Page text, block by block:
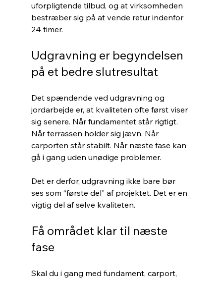
uforpligtende tilbud, og at virksomheden
bestræber sig på at vende retur indenfor
24 timer.
Udgravning er begyndelsen
på et bedre slutresultat
Det spændende ved udgravning og
jordarbejde er, at kvaliteten ofte først viser
sig senere. Når fundamentet står rigtigt.
Når terrassen holder sig jævn. Når
carporten står stabilt. Når næste fase kan
gå i gang uden unødige problemer.
Det er derfor, udgravning ikke bare bør
ses som “første del” af projektet. Det er en
vigtig del af selve kvaliteten.
Få området klar til næste
fase
Skal du i gang med fundament, carport,